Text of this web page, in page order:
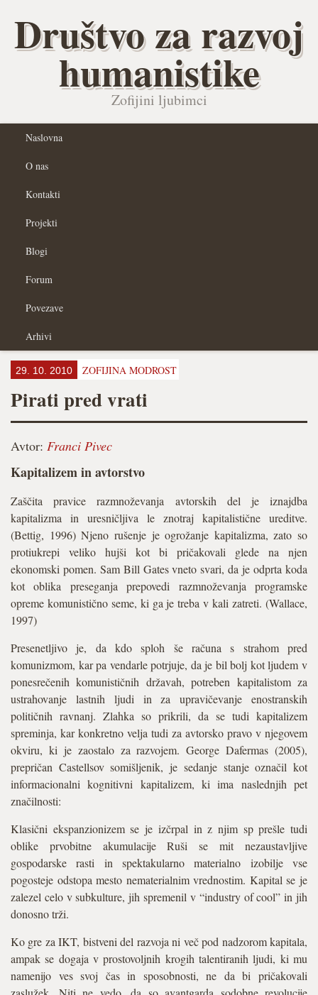
Društvo za razvoj
humanistike
Zofijini ljubimci
Naslovna
O nas
Kontakti
Projekti
Blogi
Forum
Povezave
Arhivi
29. 10. 2010 ZOFIJINA MODROST
Pirati pred vrati
Avtor: Franci Pivec
Kapitalizem in avtorstvo
Zaščita pravice razmnoževanja avtorskih del je iznajdba
kapitalizma in uresničljiva le znotraj kapitalistične ureditve.
(Bettig, 1996) Njeno rušenje je ogrožanje kapitalizma, zato so
protiukrepi veliko hujši kot bi pričakovali glede na njen
ekonomski pomen. Sam Bill Gates vneto svari, da je odprta koda
kot oblika preseganja prepovedi razmnoževanja programske
opreme komunistično seme, ki ga je treba v kali zatreti. (Wallace,
1997)
Presenetljivo je, da kdo sploh še računa s strahom pred
komunizmom, kar pa vendarle potrjuje, da je bil bolj kot ljudem v
ponesrečenih komunističnih državah, potreben kapitalistom za
ustrahovanje lastnih ljudi in za upravičevanje enostranskih
političnih ravnanj. Zlahka so prikrili, da se tudi kapitalizem
spreminja, kar konkretno velja tudi za avtorsko pravo v njegovem
okviru, ki je zaostalo za razvojem. George Dafermas (2005),
prepričan Castellsov somišljenik, je sedanje stanje označil kot
informacionalni kognitivni kapitalizem, ki ima naslednjih pet
značilnosti:
Klasični ekspanzionizem se je izčrpal in z njim sp prešle tudi
oblike prvobitne akumulacije Ruši se mit nezaustavljive
gospodarske rasti in spektakularno materialno izobilje vse
pogosteje odstopa mesto nematerialnim vrednostim. Kapital se je
zalezel celo v subkulture, jih spremenil v “industry of cool” in jih
donosno trži.
Ko gre za IKT, bistveni del razvoja ni več pod nadzorom kapitala,
ampak se dogaja v prostovoljnih krogih talentiranih ljudi, ki mu
namenijo ves svoj čas in sposobnosti, ne da bi pričakovali